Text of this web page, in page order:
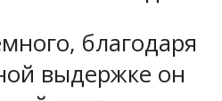
благодаря
выдержке он